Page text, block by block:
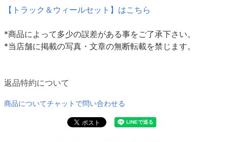
【トラック＆ウィールセット】はこちら
*商品によって多少の誤差がある事をご了承下さい。
*当店舗に掲載の写真・文章の無断転載を禁じます。
返品特約について
商品についてチャットで問い合わせる